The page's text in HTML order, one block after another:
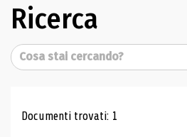
Ricerca
Cerca
Risultati di
Documenti trovati: 1